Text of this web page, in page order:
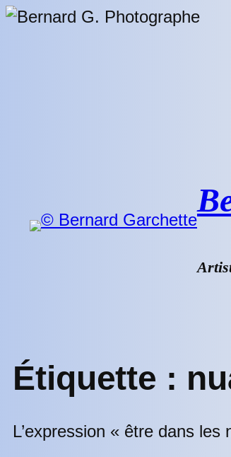
Aller
Étiquette :
L’expression « être dans